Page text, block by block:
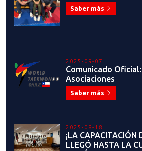
Saber más
2025-09-07
Comunicado
Asociaciones
Saber más
2025-08-18
¡LA CAPACITACIÓN
LLEGÓ HASTA LA